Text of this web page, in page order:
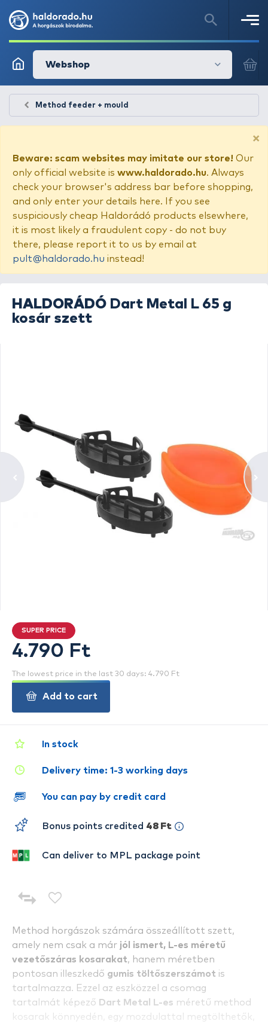
Webshop
Method feeder + mould
×
Beware: scam websites may imitate our store! Our
only official website is www.haldorado.hu. Always
check your browser's address bar before shopping,
and only enter your details here. If you see
suspiciously cheap Haldorádó products elsewhere,
it is most likely a fraudulent copy - do not buy
there, please report it to us by email at
pult@haldorado.hu instead!
HALDORÁDÓ Dart Metal L 65 g
kosár szett
Method horgászok számára összeállított szett,
amely nem csak a már jól ismert, L-es méretű
vezetőszáras kosarakat, hanem méretben
pontosan illeszkedő gumis töltőszerszámot is
tartalmazza. Ezzel az eszközzel a csomag
tartalmát képező Dart Metal L-es méretű method
kosarak könnyedén, egy mozdulattal megtölthetők,
In stock
Delivery time: 1-3 working days
You can pay by credit card
Bonus points credited 48 Ft
Can deliver to MPL package point
SUPER PRICE
4.790 Ft
The lowest price in the last 30 days: 4.790 Ft
Add to cart